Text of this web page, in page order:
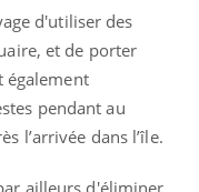
d'utiliser des
et de porter
également
pendant au
l’arrivée dans l’île.
ailleurs d'éliminer